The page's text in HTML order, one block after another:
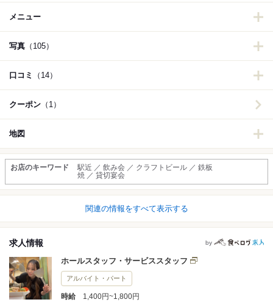
メニュー
写真 （105）
口コミ （14）
クーポン （1）
地図
お店のキーワード
駅近 ／ 飲み会 ／ クラフトビール ／ 鉄板
焼 ／ 貸切宴会
関連の情報をすべて表示する
求人情報 by
ホールスタッフ・サービススタッフ
アルバイト・パート
時給
1,400円~1,800円